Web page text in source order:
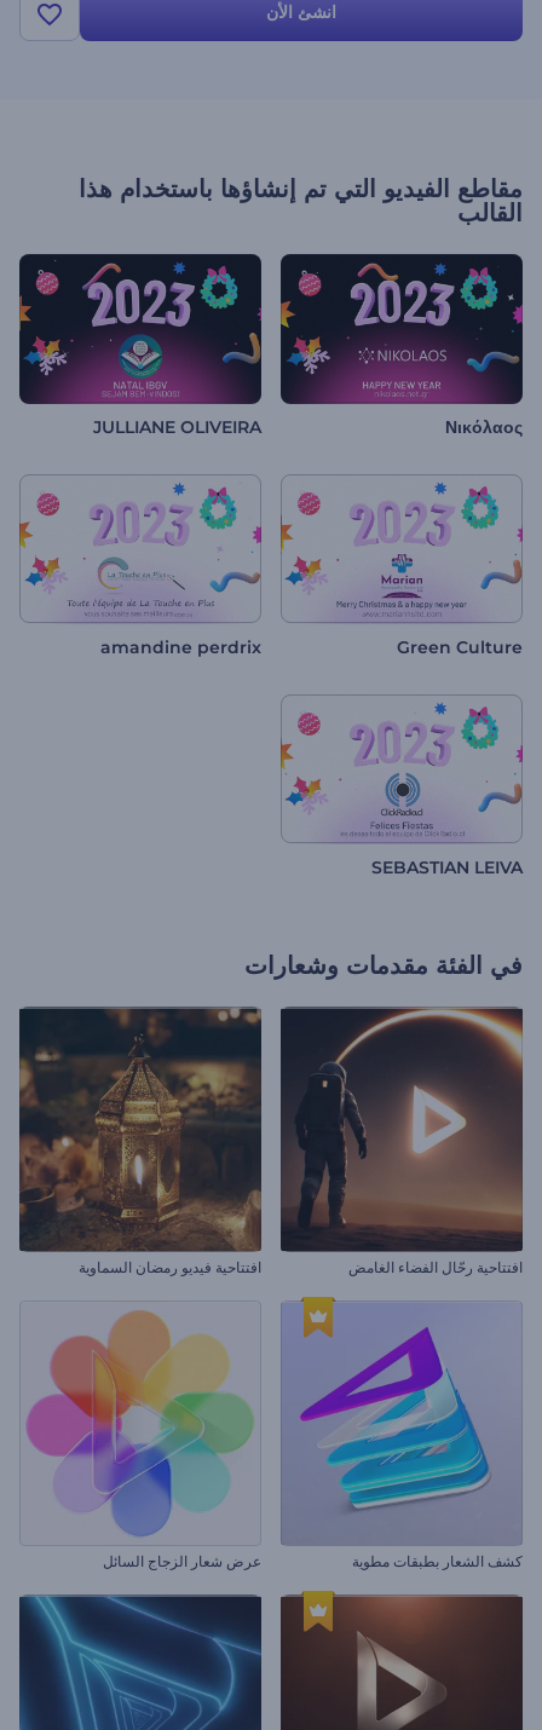
انشئ الأن
مقاطع الفيديو التي تم إنشاؤها باستخدام هذا
القالب
Νικόλαος
JULLIANE OLIVEIRA
Green Culture
amandine perdrix
SEBASTIAN LEIVA
في الفئة مقدمات وشعارات
افتتاحية رحّال الفضاء الغامض افتتاحية فيديو رمضان السماوية
كشف الشعار بطبقات مطوية عرض شعار الزجاج السائل